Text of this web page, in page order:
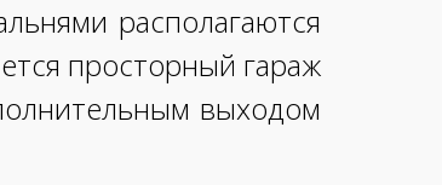
располагаются
просторный гараж
выходом